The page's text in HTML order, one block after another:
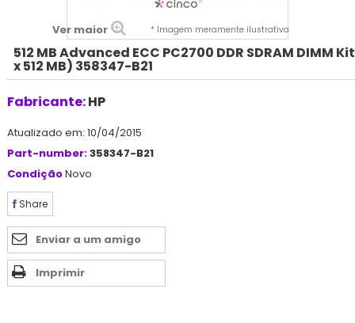
Ver maior * Imagem meramente ilustrativa
512 MB Advanced ECC PC2700 DDR SDRAM DIMM
x 512 MB) 358347-B21
Fabricante:HP
Atualizado em: 10/04/2015
Part-number:358347-B21
CondiçãoNovo
Share
Enviar a um amigo
Imprimir